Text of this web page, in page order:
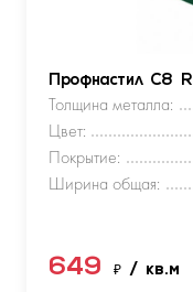
Профнастил С8
Толщина металла:
Цвет:
Покрытие:
Ширина общая:
649 ₽ / кв.м